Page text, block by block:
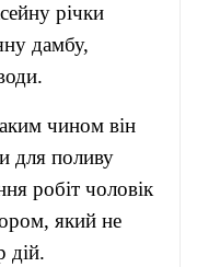
річки
дамбу,
чином він
для поливу
робіт чоловік
який не
дій.